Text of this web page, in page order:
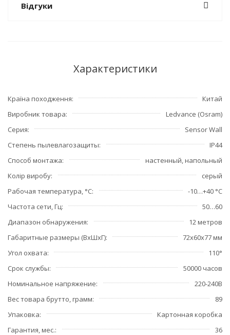
Відгуки
Характеристики
Країна походження
Китай
Виробник товара
Ledvance (Osram)
Серия
Sensor Wall
Степень пылевлагозащиты
IP44
Способ монтажа
настенный, напольный
Колір виробу
серый
Рабочая температура, °С
-10…+40 °С
Частота сети, Гц
50…60
Диапазон обнаружения
12 метров
Габаритные размеры (ВхШхГ)
72х60х77 мм
Угол охвата
110°
Срок службы
50000 часов
Номинальное напряжение
220-240В
Вес товара брутто, грамм
89
Упаковка
Картонная коробка
Гарантия, мес.
36